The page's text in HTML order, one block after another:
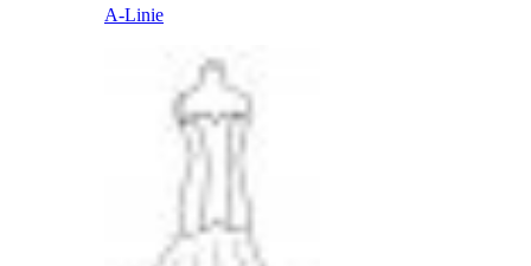
A-Linie